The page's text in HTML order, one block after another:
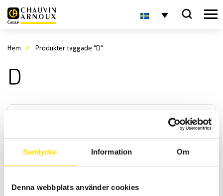
Samtycke Information Om
Denna webbplats använder cookies
Hem Produkter taggade "D"
D